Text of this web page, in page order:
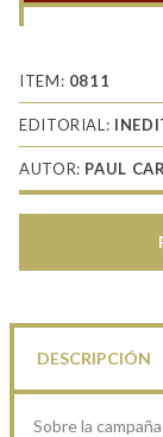
calcinada
ITEM: 0811
EDITORIAL:
AUTOR: PAUL
DESCRIPCIÓN
Sobre la